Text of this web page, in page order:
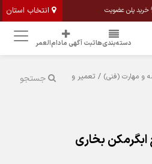
انتخاب استان خرید پلن عضویت
دسته‌بندی‌هاثبت آگهی مادام‌العمر
جستجو و مهارت (فنی) / تعمیر و
بخاری